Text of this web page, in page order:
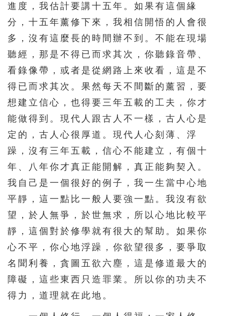
進度，我估計要講十五年。如果有這個緣
分，十五年薰修下來，我相信開悟的人會很
多，沒有這麼長的時間辦不到。不能在現場
聽經，那是不得已而求其次，你聽錄音帶、
看錄像帶，或者是從網路上來收看，這是不
得已而求其次。果然每天不間斷的薰習，要
想建立信心，也得要三年五載的工夫，你才
能做得到。現代人跟古人不一樣，古人心是
定的，古人心很厚道。現代人心刻薄、浮
躁，沒有三年五載，信心不能建立，有個十
年、八年你才真正能開解，真正能夠契入。
我自己是一個很好的例子，我一生當中心地
平靜，這一點比一般人要強一點。我沒有欲
望，於人無爭，於世無求，所以心地比較平
靜，這個對於修學就有很大的幫助。如果你
心不平，你心地浮躁，你欲望很多，要爭取
名聞利養，貪圖五欲六塵，這是修道最大的
障礙，這些東西只造罪業。所以你的功夫不
得力，道理就在此地。